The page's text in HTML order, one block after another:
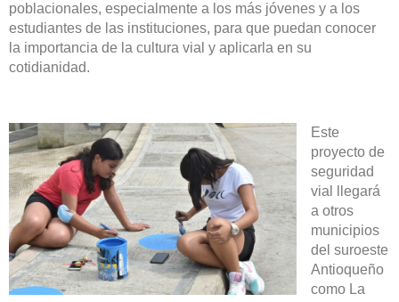
poblacionales, especialmente a los más jóvenes y a los
estudiantes de las instituciones, para que puedan conocer
la importancia de la cultura vial y aplicarla en su
cotidianidad.
Este
proyecto de
seguridad
vial llegará
a otros
municipios
del suroeste
Antioqueño
como La